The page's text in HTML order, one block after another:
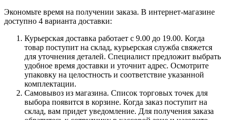
Экономьте время на получении заказа. В интернет-магазине
доступно 4 варианта доставки:
Курьерская доставка работает с 9.00 до 19.00. Когда
товар поступит на склад, курьерская служба свяжется
для уточнения деталей. Специалист предложит выбрать
удобное время доставки и уточнит адрес. Осмотрите
упаковку на целостность и соответствие указанной
комплектации.
Самовывоз из магазина. Список торговых точек для
выбора появится в корзине. Когда заказ поступит на
склад, вам придет уведомление. Для получения заказа